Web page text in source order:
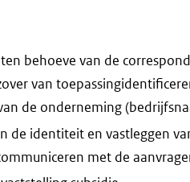
behoeve van de
van
de onderneming
de identiteit en vastleggen
met de